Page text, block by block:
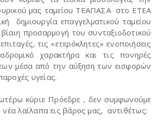
μας ταμείου ΤΕΑΠΑΣΑ στο ΕΤΕΑ
δημιουργία επαγγελματικού ταμείου
προσαρμογή του συνταξιοδοτικού
τις «ετερόκλητες» ενοποιήσεις
χαρακτήρα και τις πονηρές
μέσα από την αύξηση των εισφορών
υγείας.
κύριε Πρόεδρε , δεν συμφωνούμε
νέα λαίλαπα εις βάρος μας, αντιθέτως: